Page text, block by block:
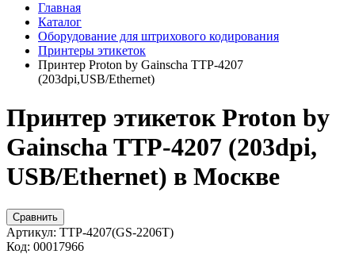
Главная
Каталог
Оборудование для штрихового кодирования
Принтеры этикеток
Принтер Proton by Gainscha TTP-4207
(203dpi,USB/Ethernet)
Принтер этикеток Proton by
Gainscha TTP-4207 (203dpi,
USB/Ethernet) в Москве
Сравнить
Артикул: TTP-4207(GS-2206T)
Код: 00017966